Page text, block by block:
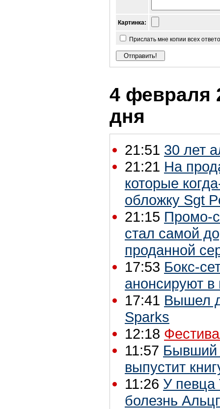
Картинка:
Прислать мне копии всех
4 февраля
дня
21:51 30 лет
21:21 На
которые
обложку Sgt
21:15 Промо-
стал самой
проданной
17:53 Бокс-
анонсируют в
17:41 Вышел
Sparks
12:18
11:57 Бывший
выпустит
11:26 У певца
болезнь